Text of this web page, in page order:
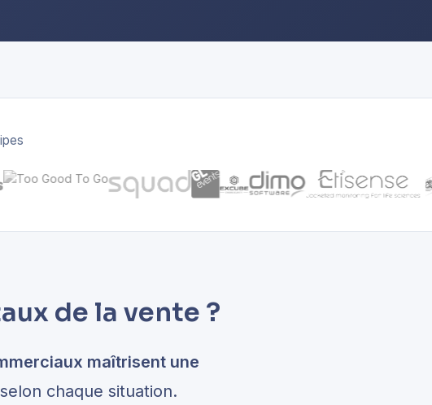
de la vente ?
maîtrisent une
chaque situation.